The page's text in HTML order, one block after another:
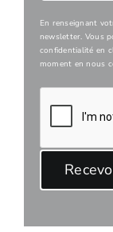
En renseignant
newsletter. Vous
confidentialité en
moment en nous